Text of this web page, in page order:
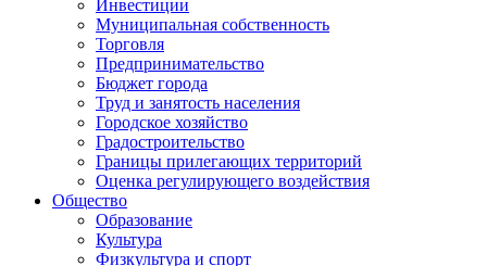
Инвестиции
Муниципальная собственность
Торговля
Предпринимательство
Бюджет города
Труд и занятость населения
Городское хозяйство
Градостроительство
Границы прилегающих территорий
Оценка регулирующего воздействия
Общество
Образование
Культура
Физкультура и спорт